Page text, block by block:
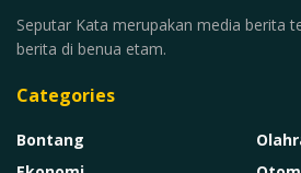
Seputar Kata merupakan media berita
berita di benua etam.
Categories
Bontang